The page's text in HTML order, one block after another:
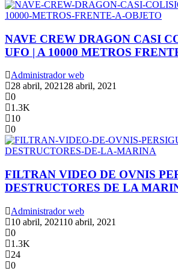
NAVE CREW DRAGON CASI
UFO | A 10000 METROS
Administrador web
28 abril, 202128 abril, 2021
0
1.3K
10
0
FILTRAN VIDEO DE OVNIS
DESTRUCTORES DE LA
Administrador web
10 abril, 202110 abril, 2021
0
1.3K
24
0